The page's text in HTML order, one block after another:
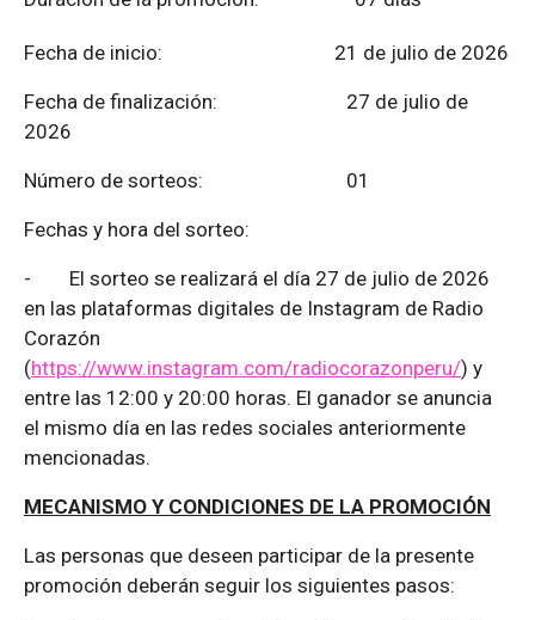
Fecha de inicio: 21 de julio de 2026
Fecha de finalización:
27 de julio de
2026
Número de sorteos: 01
Fechas y hora del sorteo:
- El sorteo se realizará el día 27 de julio de 2026
en las plataformas digitales de Instagram de Radio
Corazón
(https://www.instagram.com/radiocorazonperu/) y
entre las 12:00 y 20:00 horas. El ganador se anuncia
el mismo día en las redes sociales anteriormente
mencionadas.
MECANISMO Y CONDICIONES DE LA PROMOCIÓN
Las personas que deseen participar de la presente
promoción deberán seguir los siguientes pasos: